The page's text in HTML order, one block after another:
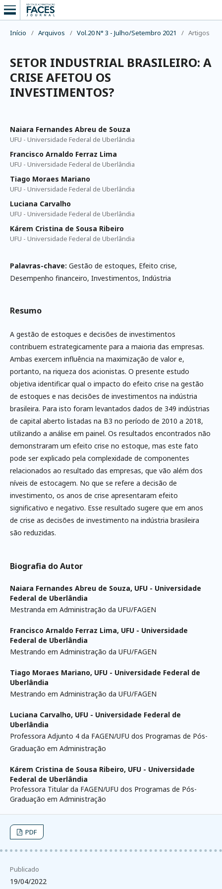
Início / Arquivos / Vol.20 N° 3 - Julho/Setembro 2021 / Artigos
SETOR INDUSTRIAL BRASILEIRO: A
CRISE AFETOU OS
INVESTIMENTOS?
Naiara Fernandes Abreu de Souza
UFU - Universidade Federal de Uberlândia
Francisco Arnaldo Ferraz Lima
UFU - Universidade Federal de Uberlândia
Tiago Moraes Mariano
UFU - Universidade Federal de Uberlândia
Luciana Carvalho
UFU - Universidade Federal de Uberlândia
Kárem Cristina de Sousa Ribeiro
UFU - Universidade Federal de Uberlândia
Palavras-chave: Gestão de estoques, Efeito crise,
Desempenho financeiro, Investimentos, Indústria
Resumo
A gestão de estoques e decisões de investimentos
contribuem estrategicamente para a maioria das empresas.
Ambas exercem influência na maximização de valor e,
portanto, na riqueza dos acionistas. O presente estudo
objetiva identificar qual o impacto do efeito crise na gestão
de estoques e nas decisões de investimentos na indústria
brasileira. Para isto foram levantados dados de 349 indústrias
de capital aberto listadas na B3 no período de 2010 a 2018,
utilizando a análise em painel. Os resultados encontrados não
demonstraram um efeito crise no estoque, mas este fato
pode ser explicado pela complexidade de componentes
relacionados ao resultado das empresas, que vão além dos
níveis de estocagem. No que se refere a decisão de
investimento, os anos de crise apresentaram efeito
significativo e negativo. Esse resultado sugere que em anos
de crise as decisões de investimento na indústria brasileira
são reduzidas.
Biografia do Autor
Naiara Fernandes Abreu de Souza, UFU - Universidade
Federal de Uberlândia
Mestranda em Administração da UFU/FAGEN
Francisco Arnaldo Ferraz Lima, UFU - Universidade
Federal de Uberlândia
Mestrando em Administração da UFU/FAGEN
Tiago Moraes Mariano, UFU - Universidade Federal de
Uberlândia
Mestrando em Administração da UFU/FAGEN
Luciana Carvalho, UFU - Universidade Federal de
Uberlândia
Professora Adjunto 4 da FAGEN/UFU dos Programas de Pós-
Graduação em Administração
Kárem Cristina de Sousa Ribeiro, UFU - Universidade
Federal de Uberlândia
Professora Titular da FAGEN/UFU dos Programas de Pós-
Graduação em Administração
PDF
Publicado
19/04/2022